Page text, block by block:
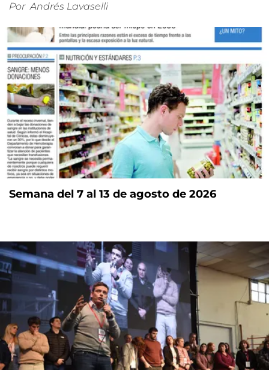
Por Andrés Lavaselli
Semana del 7 al 13 de agosto de 2026